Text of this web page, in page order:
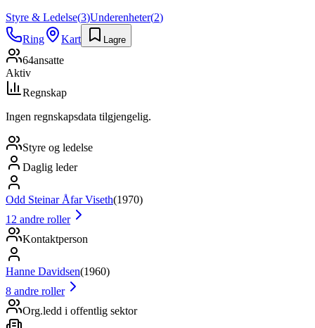
Styre & Ledelse(3)Underenheter(2)
Ring
Kart Lagre
64ansatte
Aktiv
Regnskap
Ingen regnskapsdata tilgjengelig.
Styre og ledelse
Daglig leder
Odd Steinar Åfar Viseth(1970)
12 andre roller
Kontaktperson
Hanne Davidsen(1960)
8 andre roller
Org.ledd i offentlig sektor